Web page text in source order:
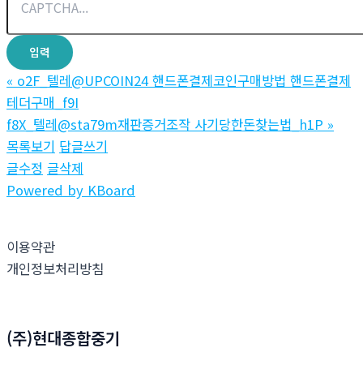
« o2F_텔레@UPCOIN24 핸드폰결제코인구매방법 핸드폰결제
테더구매_f9I
f8X_텔레@sta79m재판증거조작 사기당한돈찾는법_h1P »
목록보기 답글쓰기
글수정 글삭제
Powered by KBoard
이용약관
개인정보처리방침
(주)현대종합중기